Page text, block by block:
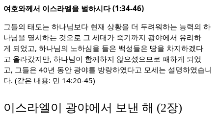
여호와께서 이스라엘을 벌하시다 (1:34-46)
그들의 태도는 하나님보다 현재 상황을 더 두려워하는 능력의 하
나님을 멸시하는 것으로 그 세대가 죽기까지 광야에서 유리하
게 되었고, 하나님의 노하심을 들은 백성들은 땅을 차지하겠다
고 올라갔지만, 하나님이 함께하지 않으셨으므로 패하게 되었
고, 그들은 40년 동안 광야를 방랑하였다고 모세는 설명하였습니
다. (같은 내용: 민 14:20-45)
이스라엘이 광야에서 보낸 해 (2장)